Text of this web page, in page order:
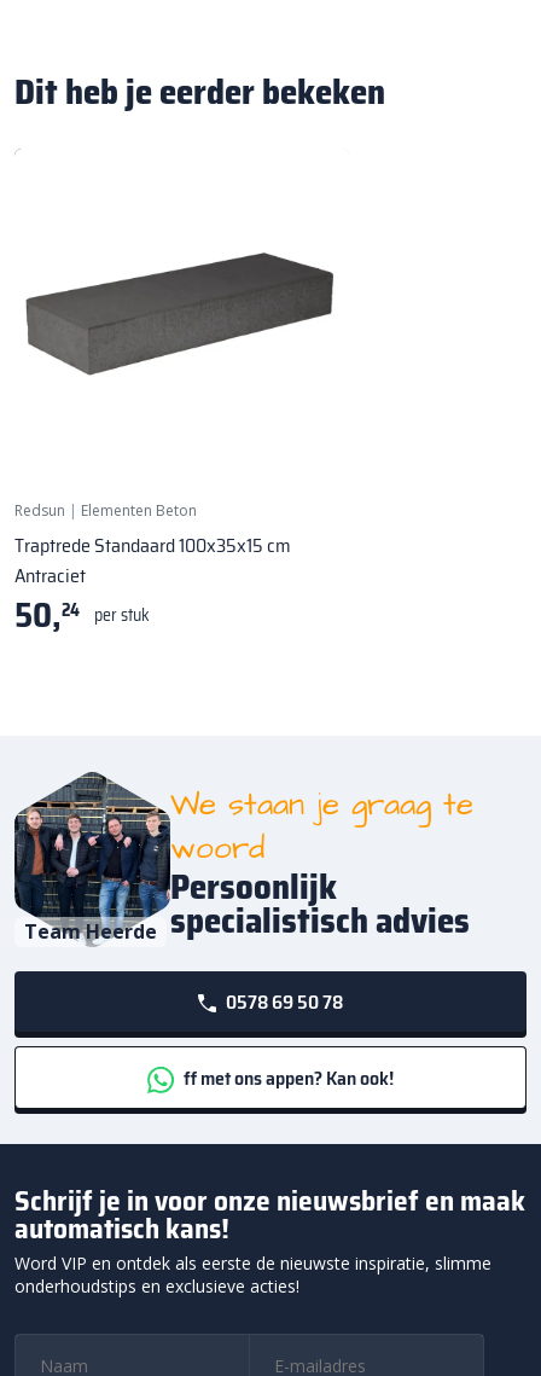
Dit heb je eerder bekeken
Redsun | Elementen Beton
Traptrede Standaard 100x35x15 cm
Antraciet
50,24 per stuk
Team Heerde
We staan je graag te
woord
Persoonlijk
specialistisch advies
0578 69 50 78
ff met ons appen? Kan ook!
Schrijf je in voor onze nieuwsbrief en maak
automatisch kans!
Word VIP en ontdek als eerste de nieuwste inspiratie, slimme
onderhoudstips en exclusieve acties!